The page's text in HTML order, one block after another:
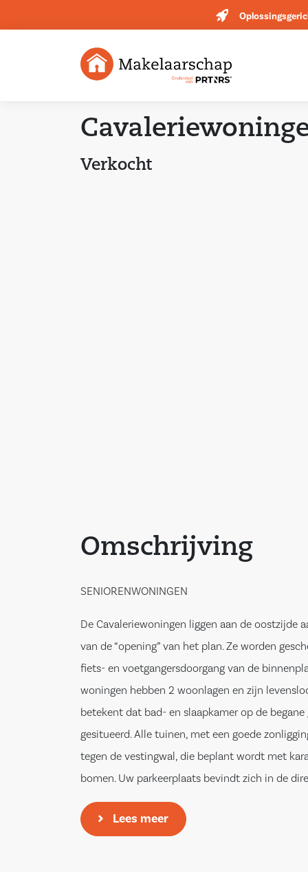
Verkocht
Omschrijving
SENIORENWONINGEN
De Cavaleriewoningen liggen aan de oostzijde
van de “opening” van het plan. Ze worden
fiets- en voetgangersdoorgang van de
woningen hebben 2 woonlagen en zijn
betekent dat bad- en slaapkamer op de
gesitueerd. Alle tuinen, met een goede
tegen de vestingwal, die beplant wordt met
bomen. Uw parkeerplaats bevindt zich in de
van uw kavel. De noord gelegen woningen
diepe voortuin op het zuiden.
Lees meer